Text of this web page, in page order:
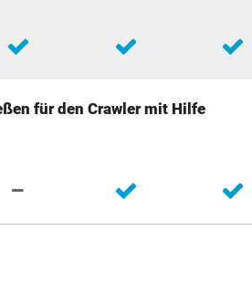
für den Crawler mit Hilfe